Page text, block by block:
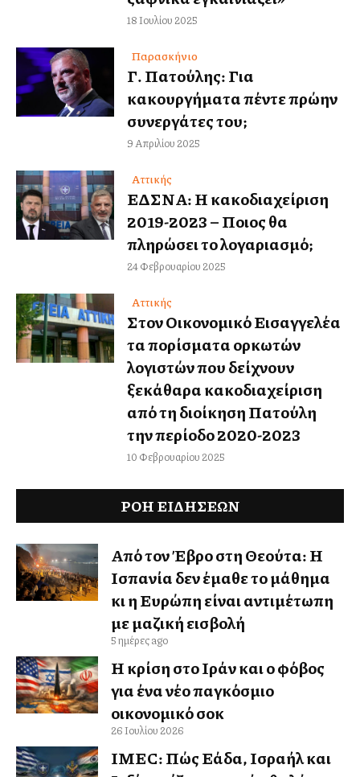
18 Ιουλίου 2025
Παρασκήνιο
Γ. Πατούλης: Για
κακουργήματα πέντε πρώην
συνεργάτες του;
9 Απριλίου 2025
Αττικής
ΕΔΣΝΑ: Η κακοδιαχείριση
2019-2023 – Ποιος θα
πληρώσει το λογαριασμό;
24 Φεβρουαρίου 2025
Αττικής
Στον Οικονομικό Εισαγγελέα
τα πορίσματα ορκωτών
λογιστών που δείχνουν
ξεκάθαρα κακοδιαχείριση
από τη διοίκηση Πατούλη
την περίοδο 2020-2023
10 Φεβρουαρίου 2025
ΡΟΗ ΕΙΔΉΣΕΩΝ
Από τον Έβρο στη Θεούτα: Η
Ισπανία δεν έμαθε το μάθημα
κι η Ευρώπη είναι αντιμέτωπη
με μαζική εισβολή
5 ημέρες ago
Η κρίση στο Ιράν και ο φόβος
για ένα νέο παγκόσμιο
οικονομικό σοκ
26 Ιουλίου 2026
IMEC: Πώς Ελλάδα, Ισραήλ και